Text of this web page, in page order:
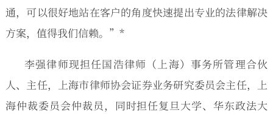
通，可以很好地站在客户的角度快速提出专业的法律解决
方案，值得我们信赖。”*
李强律师现担任国浩律师（上海）事务所管理合伙
人、主任，上海市律师协会证券业务研究委员会主任，上
海仲裁委员会仲裁员，同时担任复旦大学、华东政法大